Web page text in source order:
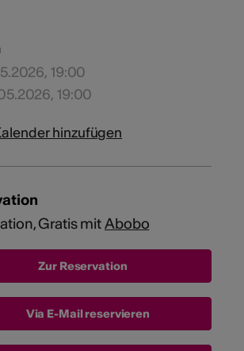
19:00
19:00
hinzufügen
Gratis mitAbobo
Via E-Mail reservieren